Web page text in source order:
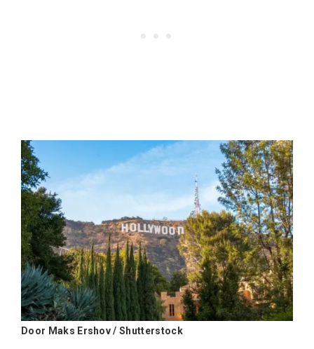
Door Maks Ershov / Shutterstock